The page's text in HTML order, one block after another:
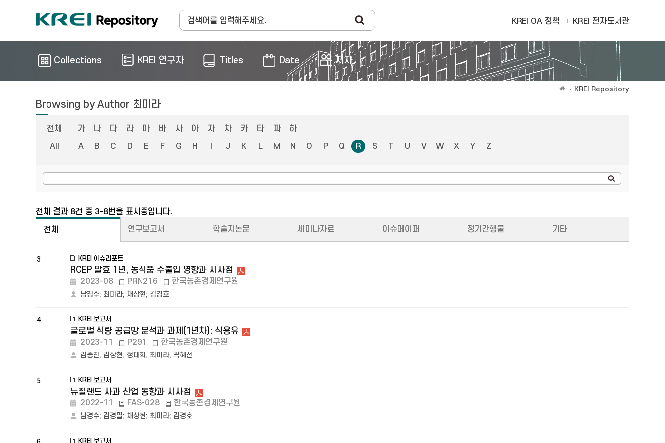
KREI OA 정책 KREI 전자도서관
Collections KREI 연구자 Titles Date 저자
KREI Repository
Browsing by Author 최미라
전체 가 나 다 라 마 바 사 아 자 차 카 타 파
하
All
A B C D E F G H J K L M N O P Q R S T U V W X Y Z
전체 결과 8건 중 3-8번을 표시중입니다.
전체 연구보고서 학술지논문 세미나자료 이슈페이퍼 정기간행물 기타
3 KREI 이슈리포트
RCEP 발효 1년, 농식품 수출입 영향과 시사점
2023-08 PRN216 한국농촌경제연구원
남경수; 최미라; 채상현; 김경호
4 KREI 보고서
글로벌 식량 공급망 분석과 과제(1년차): 식용유
2023-11 P291 한국농촌경제연구원
김종진; 김상현; 정대희 ; 최미라; 곽혜선
5 KREI 보고서
뉴질랜드 사과 산업 동향과 시사점
2022-11 FAS-028 한국농촌경제연구원
남경수; 김경필; 채상현; 최미라; 김경호
KREI 보고서